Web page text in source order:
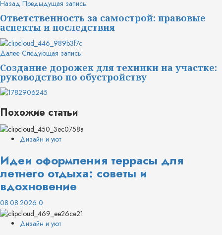
Назад Предыдущая запись:
Ответственность за самострой: правовые
аспекты и последствия
Далее Следующая запись:
Создание дорожек для техники на участке:
руководство по обустройству
Похожие статьи
Дизайн и уют
Идеи оформления террасы для
летнего отдыха: советы и
вдохновение
08.08.2026 0
Дизайн и уют